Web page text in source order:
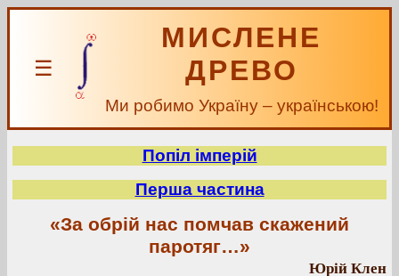
☰
МИСЛЕНЕ
ДРЕВО
Ми робимо Україну – українською!
Попіл імперій
Перша частина
«За обрій нас помчав скажений
паротяг…»
Юрій Клен